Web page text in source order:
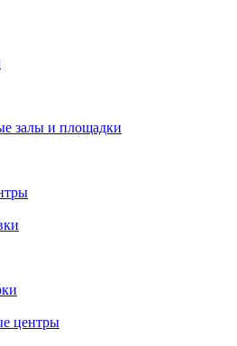
залы и площадки
центры